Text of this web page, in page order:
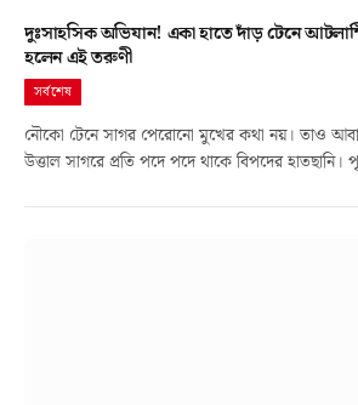
দুঃসাহসিক অভিযান! একা হাতে দাঁড় টেনে
হলেন এই তরুণী
সর্বশেষ
নৌকো টেনে সাগর পেরোনো মুখের কথা নয়। তাও
উত্তাল সাগরে প্রতি পদে পদে থাকে বিপদের হাতছানি।